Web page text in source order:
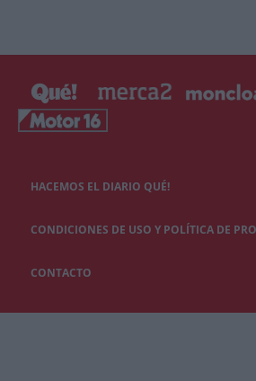
HACEMOS EL DIARIO QUÉ!
CONDICIONES DE USO Y POLÍTICA DE
CONTACTO